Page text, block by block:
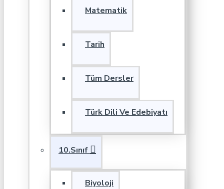
Matematik
Tarih
Tüm Dersler
Türk Dili Ve Edebiyatı
10.Sınıf
Biyoloji